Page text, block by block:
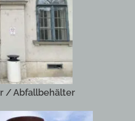
/ Abfallbehälter